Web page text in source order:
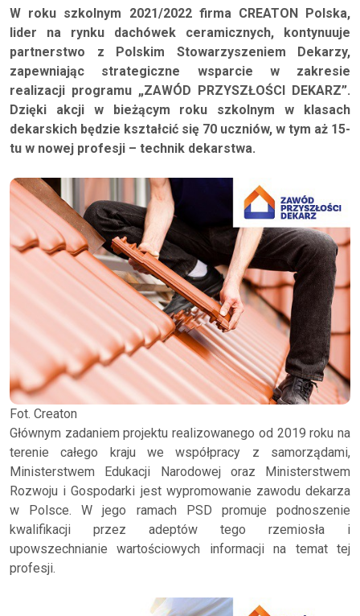
W roku szkolnym 2021/2022 firma CREATON Polska,
lider na rynku dachówek ceramicznych, kontynuuje
partnerstwo z Polskim Stowarzyszeniem Dekarzy,
zapewniając strategiczne wsparcie w zakresie
realizacji programu „ZAWÓD PRZYSZŁOŚCI DEKARZ”.
Dzięki akcji w bieżącym roku szkolnym w klasach
dekarskich będzie kształcić się 70 uczniów, w tym aż 15-
tu w nowej profesji – technik dekarstwa.
Fot. Creaton
Głównym zadaniem projektu realizowanego od 2019 roku na
terenie całego kraju we współpracy z samorządami,
Ministerstwem Edukacji Narodowej oraz Ministerstwem
Rozwoju i Gospodarki jest wypromowanie zawodu dekarza
w Polsce. W jego ramach PSD promuje podnoszenie
kwalifikacji przez adeptów tego rzemiosła i
upowszechnianie wartościowych informacji na temat tej
profesji.